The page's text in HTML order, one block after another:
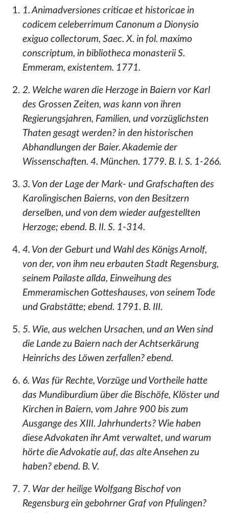
1. Animadversiones criticae et historicae in
codicem celeberrimum Canonum a Dionysio
exiguo collectorum, Saec. X. in fol. maximo
conscriptum, in bibliotheca monasterii S.
Emmeram, existentem. 1771.
2. Welche waren die Herzoge in Baiern vor Karl
des Grossen Zeiten, was kann von ihren
Regierungsjahren, Familien, und vorzüglichsten
Thaten gesagt werden? in den historischen
Abhandlungen der Baier. Akademie der
Wissenschaften. 4. München. 1779. B. I. S. 1-266.
3. Von der Lage der Mark- und Grafschaften des
Karolingischen Baierns, von den Besitzern
derselben, und von dem wieder aufgestellten
Herzoge; ebend. B. II. S. 1-314.
4. Von der Geburt und Wahl des Königs Arnolf,
von der, von ihm neu erbauten Stadt Regensburg,
seinem Pailaste allda, Einweihung des
Emmeramischen Gotteshauses, von seinem Tode
und Grabstätte; ebend. 1791. B. III.
5. Wie, aus welchen Ursachen, und an Wen sind
die Lande zu Baiern nach der Achtserkärung
Heinrichs des Löwen zerfallen? ebend.
6. Was für Rechte, Vorzüge und Vortheile hatte
das Mundiburdium über die Bischöfe, Klöster und
Kirchen in Baiern, vom Jahre 900 bis zum
Ausgange des XIII. Jahrhunderts? Wie haben
diese Advokaten ihr Amt verwaltet, und warum
hörte die Advokatie auf, das alte Ansehen zu
haben? ebend. B. V.
7. War der heilige Wolfgang Bischof von
Regensburg ein gebohrner Graf von Pfulingen?